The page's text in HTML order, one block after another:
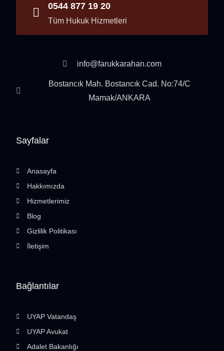
Bağlantılar
UYAP Vatandaş
UYAP Avukat
Adalet Bakanlığı
Sayfalar
Anasayfa
Hakkımızda
Hizmetlerimiz
Blog
Gizlilik Politikası
İletişim
0544 877 19 20
Tüm Hukuk Hizmetleri
info@farukkarahan.com
Bostancık Mah. Bostancık Cad. No:74/C
Mamak/ANKARA